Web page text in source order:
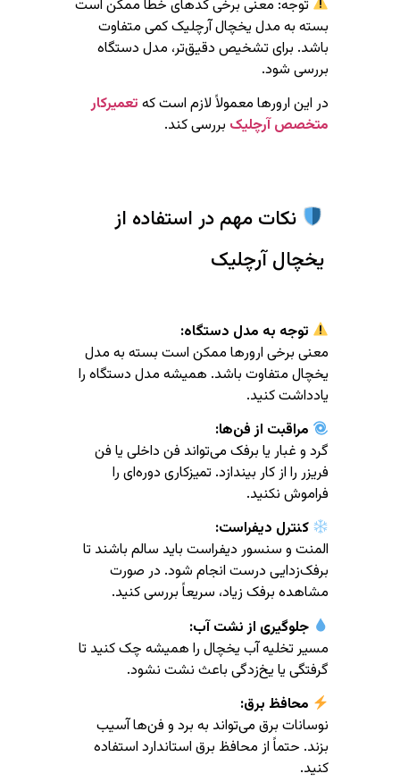
توجه: معنی برخی کدهای خطا ممکن است
بسته به مدل یخچال آرچلیک کمی متفاوت
باشد. برای تشخیص دقیق‌تر، مدل دستگاه
بررسی شود.
در این ارورها معمولاً لازم است که تعمیرکار
متخصص آرچلیک بررسی کند.
نکات مهم در استفاده از
یخچال آرچلیک
توجه به مدل دستگاه:
معنی برخی ارورها ممکن است بسته به مدل
یخچال متفاوت باشد. همیشه مدل دستگاه را
یادداشت کنید.
مراقبت از فن‌ها:
گرد و غبار یا برفک می‌تواند فن داخلی یا فن
فریزر را از کار بیندازد. تمیزکاری دوره‌ای را
فراموش نکنید.
کنترل دیفراست:
المنت و سنسور دیفراست باید سالم باشند تا
برفک‌زدایی درست انجام شود. در صورت
مشاهده برفک زیاد، سریعاً بررسی کنید.
جلوگیری از نشت آب:
مسیر تخلیه آب یخچال را همیشه چک کنید تا
گرفتگی یا یخ‌زدگی باعث نشت نشود.
محافظ برق:
نوسانات برق می‌تواند به برد و فن‌ها آسیب
بزند. حتماً از محافظ برق استاندارد استفاده
کنید.